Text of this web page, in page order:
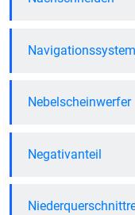
Navigationssystem
Nebelscheinwerfer
Negativanteil